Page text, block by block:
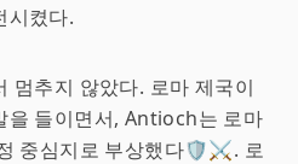
시켰다.
멈추지 않았다. 로마 제국이
을 들이면서, Antioch는 로마
중심지로 부상했다🛡️⚔️. 로